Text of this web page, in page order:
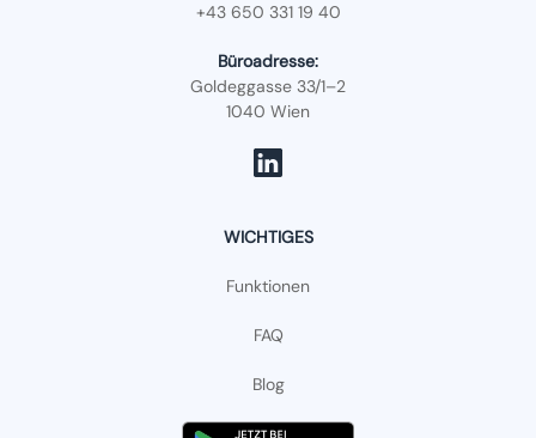
+43 650 331 19 40
Büroadresse:
Goldeggasse 33/1–2
1040 Wien
WICHTIGES
Funktionen
FAQ
Blog